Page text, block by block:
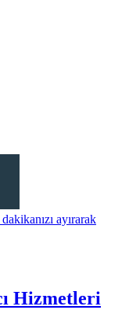
dakikanızı ayırarak
Hizmetleri